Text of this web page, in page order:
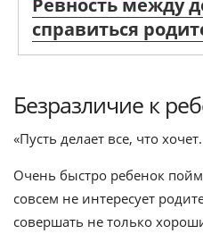
Ревность между
справиться
Безразличие к
«Пусть делает все, что
Очень быстро ребенок
совсем не интересует
совершать не только